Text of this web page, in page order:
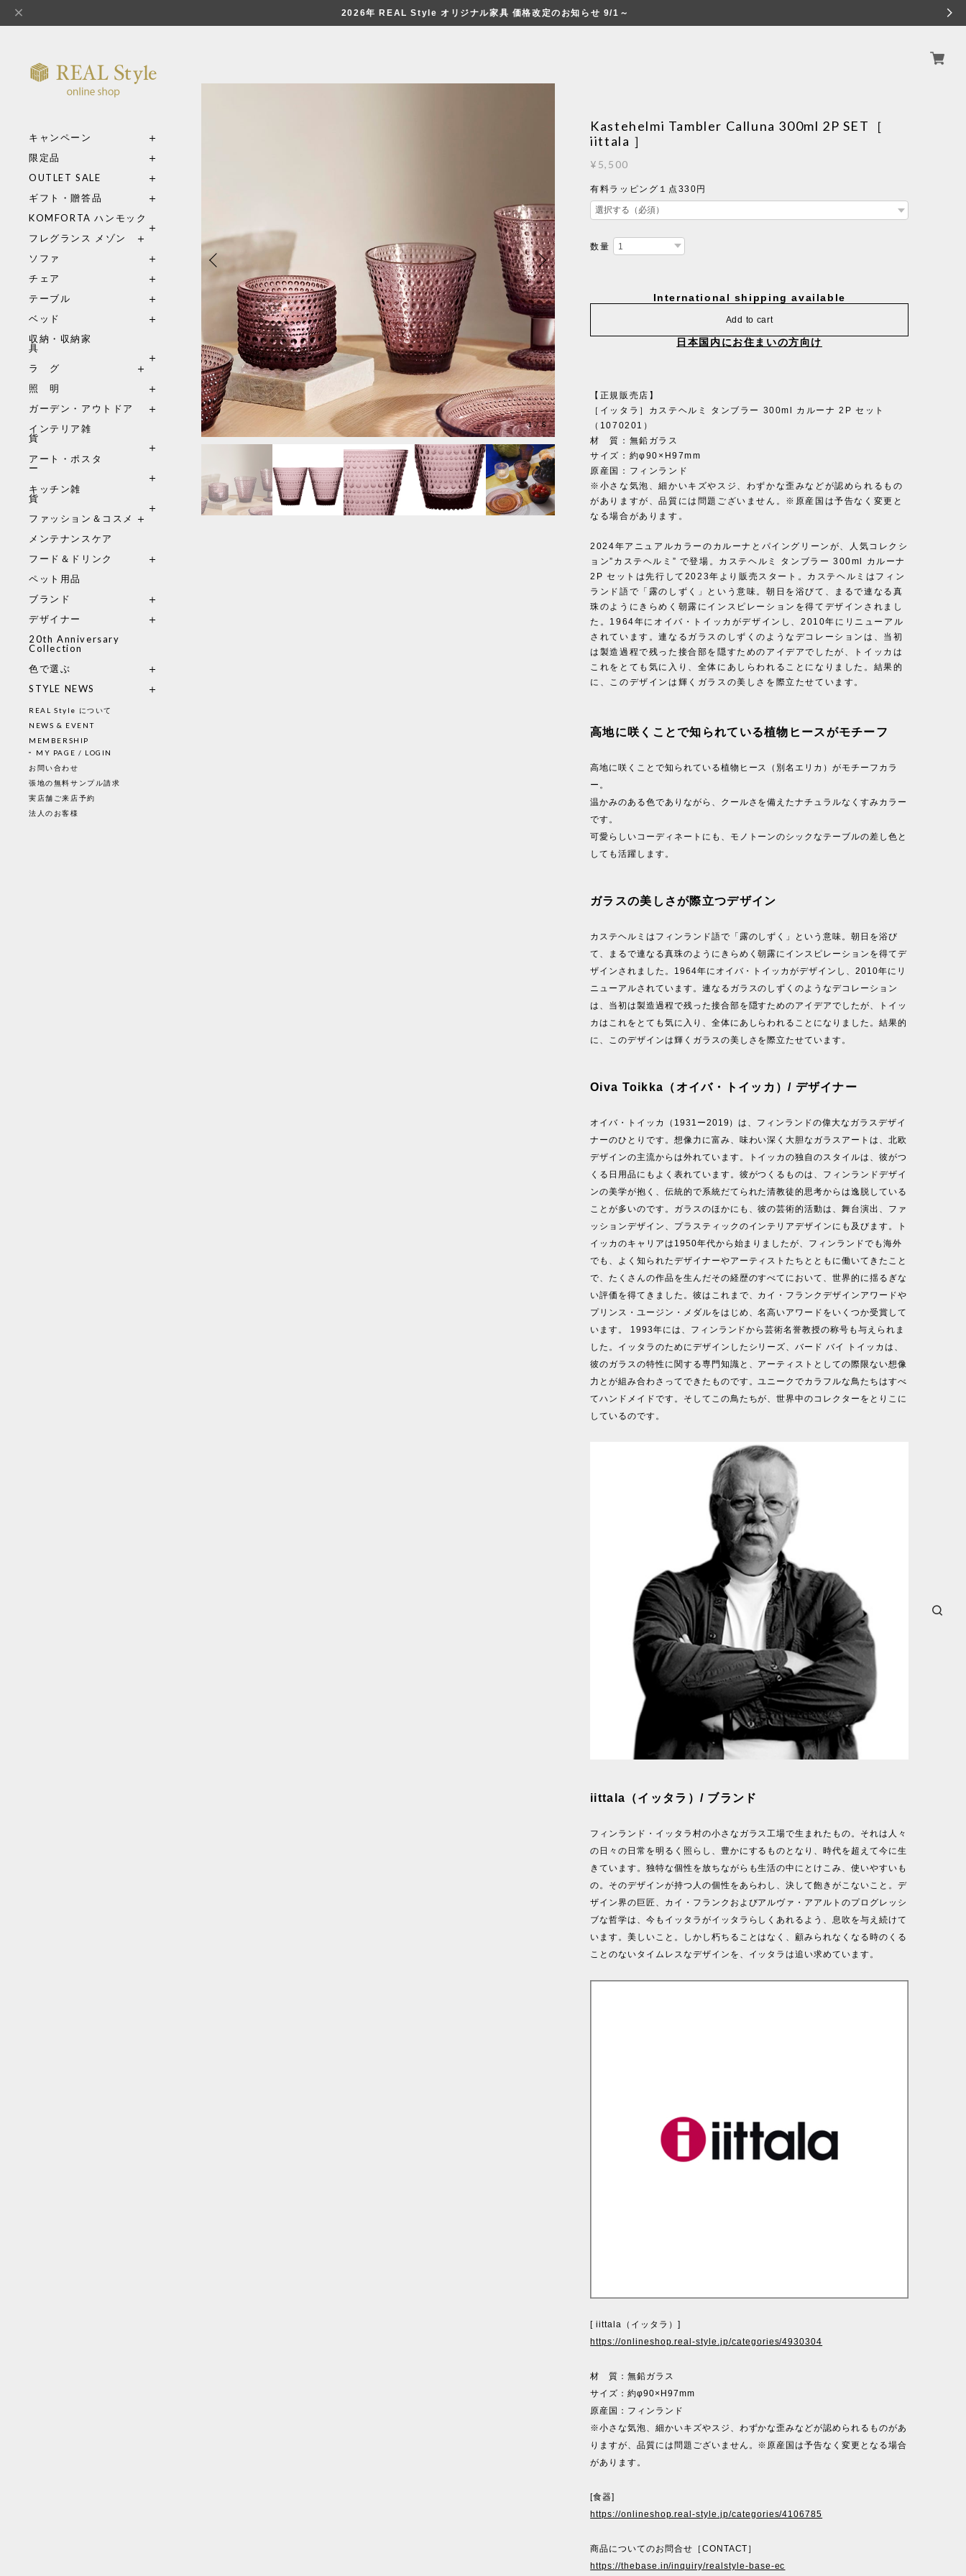
2026年 REAL Style オリジナル家具 価格改定のお知らせ 9/1～
キャンペーン
限定品
OUTLET SALE
ギフト・贈答品
KOMFORTA ハンモック
フレグランス メゾン
ソファ
チェア
テーブル
ベッド
収納・収納家
具
ラ グ
照 明
ガーデン・アウトドア
インテリア雑
貨
アート・ポスタ
ー
キッチン雑
貨
ファッション＆コスメ
メンテナンスケア
フード＆ドリンク
ペット用品
ブランド
デザイナー
20th Anniversary
Collection
色で選ぶ
STYLE NEWS
REAL Style について
NEWS & EVENT
MEMBERSHIP
MY PAGE / LOGIN
お問い合わせ
張地の無料サンプル請求
実店舗ご来店予約
法人のお客様
1/8
Kastehelmi Tambler Calluna 300ml 2P SET［
iittala ］
¥5,500
有料ラッピング１点330円
数量
International shipping available
Add to cart
日本国内にお住まいの方向け
【正規販売店】
［イッタラ］カステヘルミ タンブラー 300ml カルーナ 2P セット
（1070201）
材 質：無鉛ガラス
サイズ：約φ90×H97mm
原産国：フィンランド
※小さな気泡、細かいキズやスジ、わずかな歪みなどが認められるもの
がありますが、品質には問題ございません。※原産国は予告なく変更と
なる場合があります。
2024年アニュアルカラーのカルーナとパイングリーンが、人気コレクシ
ョン”カステヘルミ” で登場。カステヘルミ タンブラー 300ml カルーナ
2P セットは先行して2023年より販売スタート。カステヘルミはフィン
ランド語で「露のしずく」という意味。朝日を浴びて、まるで連なる真
珠のようにきらめく朝露にインスピレーションを得てデザインされまし
た。1964年にオイバ・トイッカがデザインし、2010年にリニューアル
されています。連なるガラスのしずくのようなデコレーションは、当初
は製造過程で残った接合部を隠すためのアイデアでしたが、トイッカは
これをとても気に入り、全体にあしらわれることになりました。結果的
に、このデザインは輝くガラスの美しさを際立たせています。
高地に咲くことで知られている植物ヒースがモチーフ
高地に咲くことで知られている植物ヒース（別名エリカ）がモチーフカラ
ー。
温かみのある色でありながら、クールさを備えたナチュラルなくすみカラー
です。
可愛らしいコーディネートにも、モノトーンのシックなテーブルの差し色と
しても活躍します。
ガラスの美しさが際立つデザイン
カステヘルミはフィンランド語で「露のしずく」という意味。朝日を浴び
て、まるで連なる真珠のようにきらめく朝露にインスピレーションを得てデ
ザインされました。1964年にオイバ・トイッカがデザインし、2010年にリ
ニューアルされています。連なるガラスのしずくのようなデコレーション
は、当初は製造過程で残った接合部を隠すためのアイデアでしたが、トイッ
カはこれをとても気に入り、全体にあしらわれることになりました。結果的
に、このデザインは輝くガラスの美しさを際立たせています。
Oiva Toikka（オイバ・トイッカ）/ デザイナー
オイバ・トイッカ（1931ー2019）は、フィンランドの偉大なガラスデザイ
ナーのひとりです。想像力に富み、味わい深く大胆なガラスアートは、北欧
デザインの主流からは外れています。トイッカの独自のスタイルは、彼がつ
くる日用品にもよく表れています。彼がつくるものは、フィンランドデザイ
ンの美学が抱く、伝統的で系統だてられた清教徒的思考からは逸脱している
ことが多いのです。ガラスのほかにも、彼の芸術的活動は、舞台演出、ファ
ッションデザイン、プラスティックのインテリアデザインにも及びます。ト
イッカのキャリアは1950年代から始まりましたが、フィンランドでも海外
でも、よく知られたデザイナーやアーティストたちとともに働いてきたこと
で、たくさんの作品を生んだその経歴のすべてにおいて、世界的に揺るぎな
い評価を得てきました。彼はこれまで、カイ・フランクデザインアワードや
プリンス・ユージン・メダルをはじめ、名高いアワードをいくつか受賞して
います。 1993年には、フィンランドから芸術名誉教授の称号も与えられま
した。イッタラのためにデザインしたシリーズ、バード バイ トイッカは、
彼のガラスの特性に関する専門知識と、アーティストとしての際限ない想像
力とが組み合わさってできたものです。ユニークでカラフルな鳥たちはすべ
てハンドメイドです。そしてこの鳥たちが、世界中のコレクターをとりこに
しているのです。
iittala（イッタラ）/ ブランド
フィンランド・イッタラ村の小さなガラス工場で生まれたもの。それは人々
の日々の日常を明るく照らし、豊かにするものとなり、時代を超えて今に生
きています。独特な個性を放ちながらも生活の中にとけこみ、使いやすいも
の。そのデザインが持つ人の個性をあらわし、決して飽きがこないこと。デ
ザイン界の巨匠、カイ・フランクおよびアルヴァ・アアルトのプログレッシ
ブな哲学は、今もイッタラがイッタラらしくあれるよう、息吹を与え続けて
います。美しいこと。しかし朽ちることはなく、顧みられなくなる時のくる
ことのないタイムレスなデザインを、イッタラは追い求めています。
[ iittala（イッタラ）]
https://onlineshop.real-style.jp/categories/4930304
材 質：無鉛ガラス
サイズ：約φ90×H97mm
原産国：フィンランド
※小さな気泡、細かいキズやスジ、わずかな歪みなどが認められるものがあ
りますが、品質には問題ございません。※原産国は予告なく変更となる場合
があります。
[食器]
https://onlineshop.real-style.jp/categories/4106785
商品についてのお問合せ［CONTACT］
https://thebase.in/inquiry/realstyle-base-ec